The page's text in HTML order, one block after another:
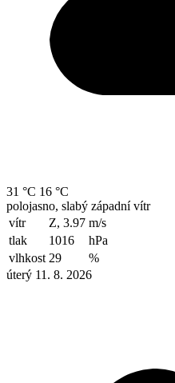
31 °C 16 °C
polojasno, slabý západní vítr
vítr
Z, 3.97 m/s
tlak
1016
hPa
vlhkost 29
%
úterý 11. 8. 2026